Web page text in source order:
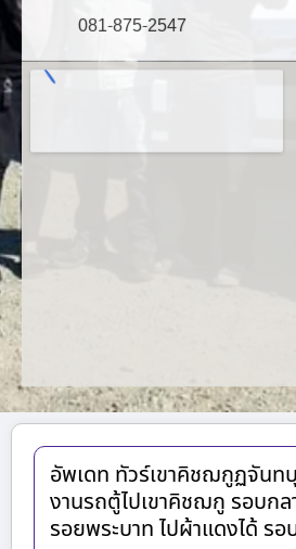
อัพเดท ทัวร์เขาคิชฌกูฏจันท
งานรถตู้ไปเขาคิชฌกู รอบกล
รอยพระบาท ไปผ้าแดงได้ ร